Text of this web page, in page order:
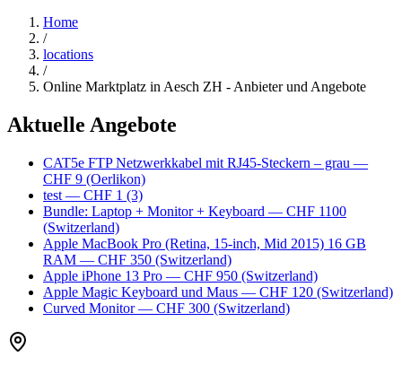
Home
/
locations
/
Online Marktplatz in Aesch ZH - Anbieter und Angebote
Aktuelle Angebote
CAT5e FTP Netzwerkkabel mit RJ45-Steckern – grau —
CHF 9 (Oerlikon)
test — CHF 1 (3)
Bundle: Laptop + Monitor + Keyboard — CHF 1100
(Switzerland)
Apple MacBook Pro (Retina, 15-inch, Mid 2015) 16 GB
RAM — CHF 350 (Switzerland)
Apple iPhone 13 Pro — CHF 950 (Switzerland)
Apple Magic Keyboard und Maus — CHF 120 (Switzerland)
Curved Monitor— CHF 300 (Switzerland)